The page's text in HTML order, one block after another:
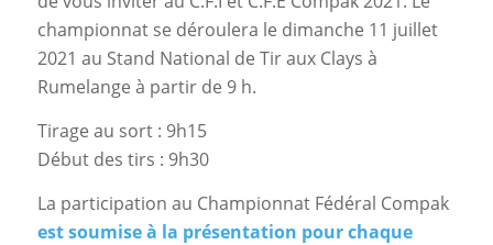
championnat se déroulera le dimanche 11 juillet
2021 au Stand National de Tir aux Clays à
Rumelange à partir de 9 h.
Tirage au sort : 9h15
Début des tirs : 9h30
La participation au Championnat Fédéral Compak
est soumise à la présentation pour chaque